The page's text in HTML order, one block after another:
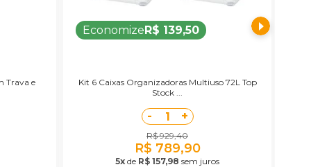
Trava e
EconomizeR$ 139,50
Kit 6 Caixas Organizadoras Multiuso 72L Top
Stock ...
- 1 +
R$ 929,40
R$ 789,90
5x de R$ 157,98 sem juros